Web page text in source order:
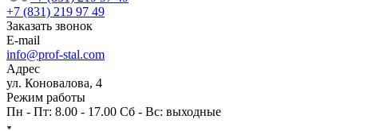
+7 (831) 219 97 49
Заказать звонок
E-mail
info@prof-stal.com
Адрес
ул. Коновалова, 4
Режим работы
Пн - Пт: 8.00 - 17.00 Сб - Вс: выходные